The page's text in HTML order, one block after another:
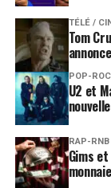
TÉLÉ /
Tom
POP-
U2 et
RAP-RNB
Gims